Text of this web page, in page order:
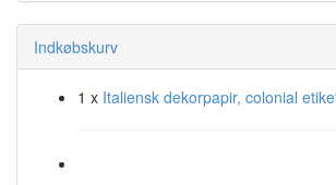
Indkøbskurv
1 x Italiensk dekorpapir, colonial